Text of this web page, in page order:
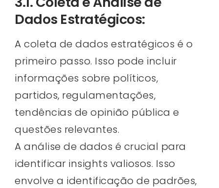
Dados Estratégicos:
A coleta de dados estratégicos é o
primeiro passo. Isso pode incluir
informações sobre políticos,
partidos, regulamentações,
tendências de opinião pública e
questões relevantes.
A análise de dados é crucial para
identificar insights valiosos. Isso
envolve a identificação de padrões,